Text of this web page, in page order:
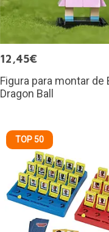
12,45€
Figura para montar de
Dragon Ball
TOP 50